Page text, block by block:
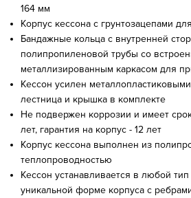
164 мм
Корпус кессона с грунтозацепами
Бандажные кольца с внутренней
полипропиленовой трубы со
металлизированным каркасом для
Кессон усилен
лестница и крышка в комплекте
Не подвержен коррозии и имеет
лет, гарантия на корпус - 12 лет
Корпус кессона выполнен из
теплопроводностью
Кессон устанавливается в любой тип
уникальной форме корпуса с